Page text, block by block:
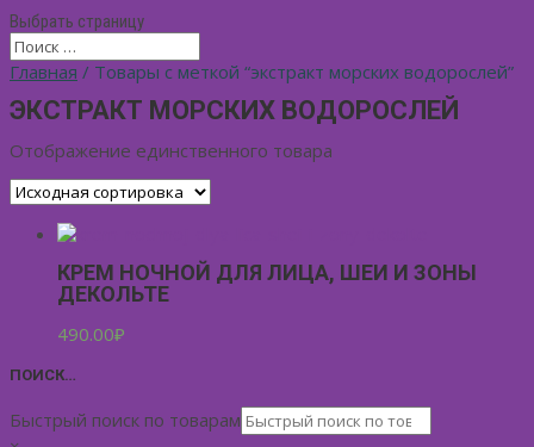
Выбрать страницу
Главная / Товары с меткой “экстракт морских водорослей”
ЭКСТРАКТ МОРСКИХ ВОДОРОСЛЕЙ
Отображение единственного товара
КРЕМ НОЧНОЙ ДЛЯ ЛИЦА, ШЕИ И ЗОНЫ
ДЕКОЛЬТЕ
490.00₽
ПОИСК…
Быстрый поиск по товарам